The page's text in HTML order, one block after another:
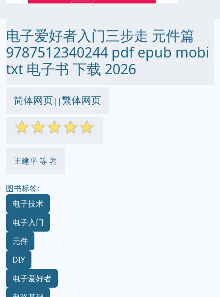
电子爱好者入门三步走 元件篇
9787512340244 pdf epub mobi
txt 电子书 下载 2026
简体网页||繁体网页
☆☆☆☆☆
王建平 等 著
图书标签:
电子技术
电子入门
元件
DIY
电子爱好者